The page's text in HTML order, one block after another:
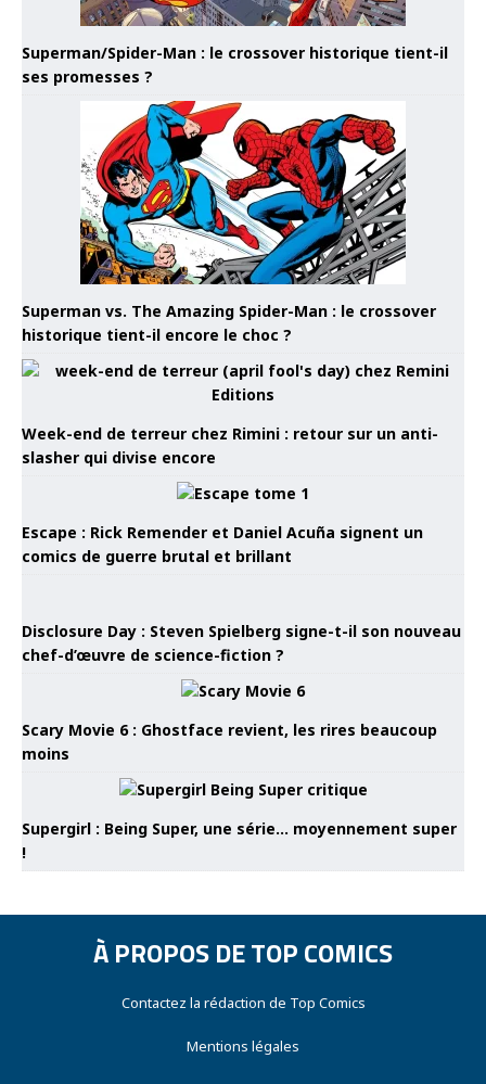
Superman/Spider-Man : le crossover historique tient-il
ses promesses ?
Superman vs. The Amazing Spider-Man : le crossover
historique tient-il encore le choc ?
Week-end de terreur chez Rimini : retour sur un anti-
slasher qui divise encore
Escape : Rick Remender et Daniel Acuña signent un
comics de guerre brutal et brillant
Disclosure Day : Steven Spielberg signe-t-il son nouveau
chef-d’œuvre de science-fiction ?
Scary Movie 6 : Ghostface revient, les rires beaucoup
moins
Supergirl : Being Super, une série… moyennement super
!
À PROPOS DE TOP COMICS
Contactez la rédaction de Top Comics
Mentions légales